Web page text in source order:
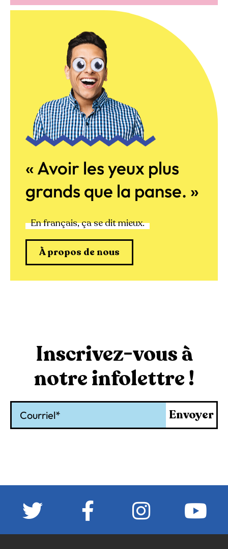
« Avoir les yeux plus
grands que la panse. »
En français, ça se dit mieux.
À propos de nous
Inscrivez-vous à
notre infolettre !
Envoyer